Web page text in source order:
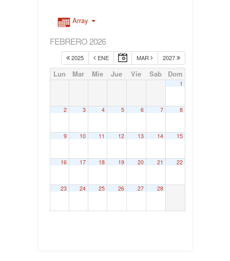
Array
FEBRERO 2026
2025 ENE MAR 2027
Lun Mar Mie Jue Vie Sab Dom
1
2 3 4 5 6 7 8
9 10 11 12 13 14 15
16 17 18 19 20 21 22
23 24 25 26 27 28